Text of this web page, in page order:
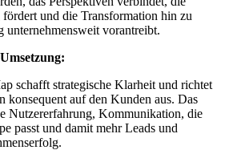
und die Transformation hin zu
unternehmensweit vorantreibt.
schafft strategische Klarheit und richtet
konsequent auf den Kunden aus. Das
Nutzererfahrung, Kommunikation, die
passt und damit mehr Leads und